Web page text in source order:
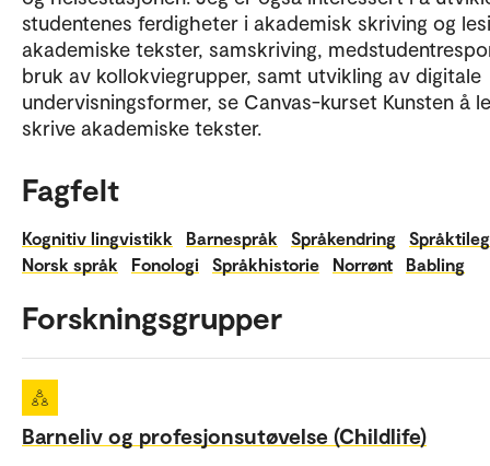
studentenes ferdigheter i akademisk skriving og
akademiske tekster, samskriving,
bruk av kollokviegrupper, samt utvikling av digitale
undervisningsformer, se Canvas-kurset Kunsten å
skrive akademiske tekster.
Fagfelt
Kognitiv lingvistikk Barnespråk Språkendring
Norsk språk
Fonologi Språkhistorie Norrønt Babling
Forskningsgrupper
Barneliv og profesjonsutøvelse (Childlife)